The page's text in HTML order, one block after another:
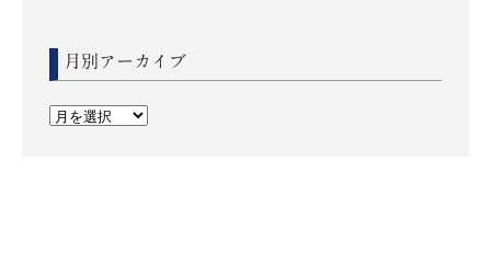
月別アーカイブ